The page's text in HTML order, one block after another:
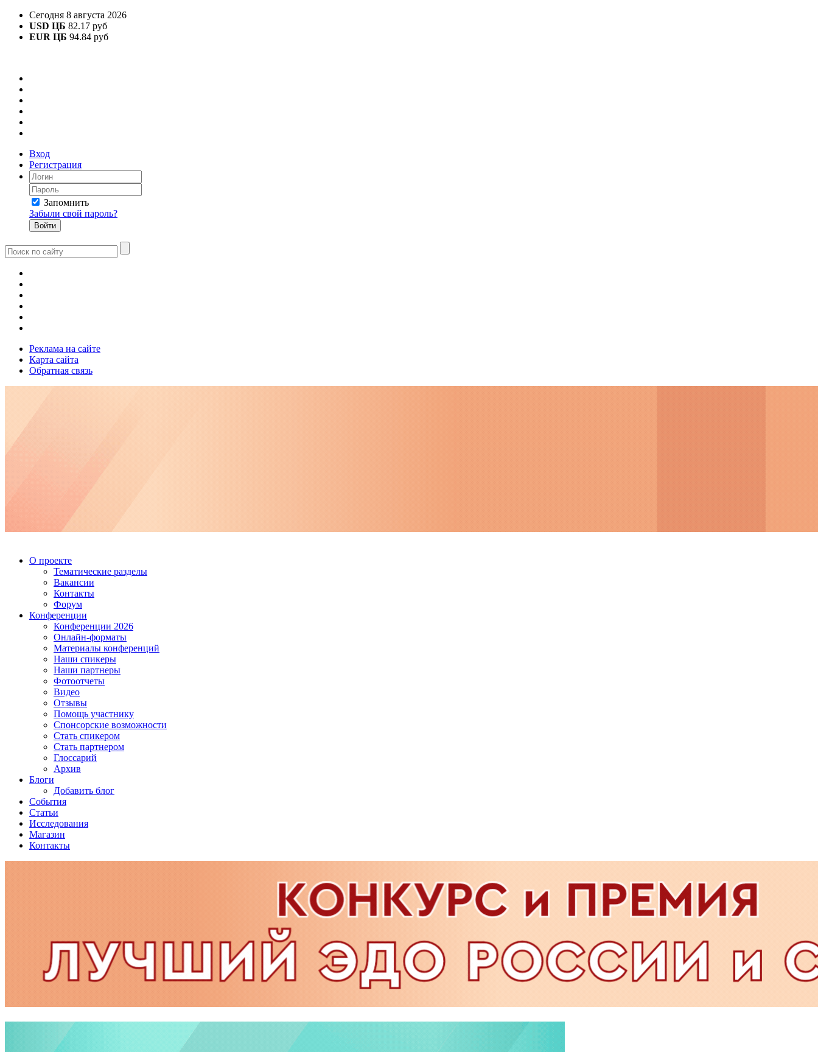
Сегодня 8 августа 2026
USD ЦБ 82.17 руб
EUR ЦБ 94.84 руб
Вход
Регистрация
Запомнить
Забыли свой пароль?
Реклама на сайте
Карта сайта
Обратная связь
О проекте
Тематические разделы
Вакансии
Контакты
Форум
Конференции
Конференции 2026
Онлайн-форматы
Материалы конференций
Наши спикеры
Наши партнеры
Фотоотчеты
Видео
Отзывы
Помощь участнику
Спонсорские возможности
Стать спикером
Стать партнером
Глоссарий
Архив
Блоги
Добавить блог
События
Статьи
Исследования
Магазин
Контакты